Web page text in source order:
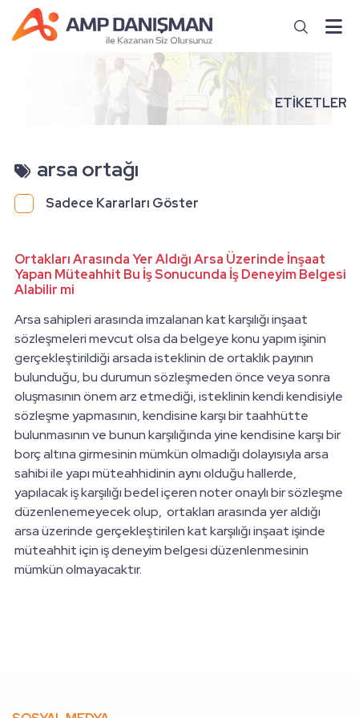
ETİKETLER
arsa ortağı
Sadece Kararları Göster
Ortakları Arasında Yer Aldığı Arsa Üzerinde İnşaat
Yapan Müteahhit Bu İş Sonucunda İş Deneyim Belgesi
Alabilir mi
Arsa sahipleri arasında imzalanan kat karşılığı inşaat
sözleşmeleri mevcut olsa da belgeye konu yapım işinin
gerçekleştirildiği arsada isteklinin de ortaklık payının
bulunduğu, bu durumun sözleşmeden önce veya sonra
oluşmasının önem arz etmediği, isteklinin kendi kendisiyle
sözleşme yapmasının, kendisine karşı bir taahhütte
bulunmasının ve bunun karşılığında yine kendisine karşı bir
borç altına girmesinin mümkün olmadığı dolayısıyla arsa
sahibi ile yapı müteahhidinin aynı olduğu hallerde,
yapılacak iş karşılığı bedel içeren noter onaylı bir sözleşme
düzenlenemeyecek olup, ortakları arasında yer aldığı
arsa üzerinde gerçekleştirilen kat karşılığı inşaat işinde
müteahhit için iş deneyim belgesi düzenlenmesinin
mümkün olmayacaktır.